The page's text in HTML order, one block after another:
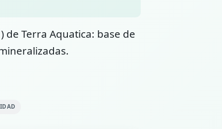
de Terra Aquatica: base de